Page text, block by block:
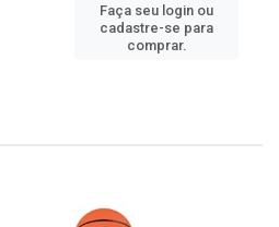
Faça seu login ou
cadastre-se para
comprar.